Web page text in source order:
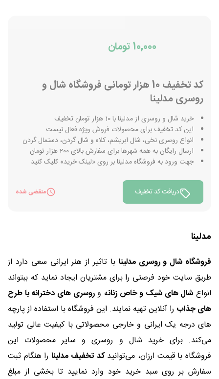
10,000 تومان
کد تخفیف 10 هزار تومانی فروشگاه شال و
روسری مدلینا
خرید شال و روسری از مدلینا با 10 هزار تومان تخفیف
این کد تخفیف برای محصولات فروش ویژه فعال نیست
انواع روسری نخی، شال ابریشم، کلاه و شال گردن، دستمال گردن
ارسال رایگان به همه شهرها برای سفارش بالای 200 هزار تومان
جهت ورود به فروشگاه مدلینا بر روی «لینک خرید» کلیک کنید
دریافت کد تخفیف منقضی شده
مدلینا
فروشگاه شال و روسری مدلینا با تاثیر از هنر ایرانی سعی دارد از
طریق سایت خود فرصتی را برای مشتریان ایجاد نماید که ببتواند
انواع شال های شیک و خاص زنانه وروسری های دخترانه با طرح
های جذاب را آنلاین تهیه نمایند. این فروشگاه با استفاده از پارچه
های درجه یک ایرانی و خارجی محصولاتی با کیفیت عالی تولید
می‌کند. برای خرید شال و روسری و سایر محصولات این
فروشگاه با قیمت ارزان، می‌توانیدکد تخفیف مدلینارا هنگام ثبت
سفارش بر روی سبد خرید خود وارد نمایید تا بخشی از مبلغ